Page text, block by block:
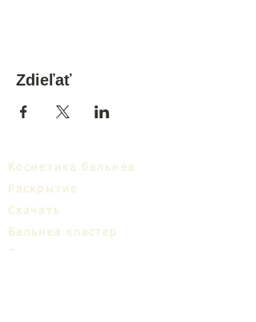
Zdieľať
Косметика бальнеа
Раскрытие
Cкачать
Бальнеa кластер